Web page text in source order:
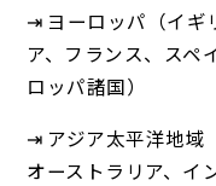
⇥ ヨーロッパ（イギ
ア、フランス、スペ
ロッパ諸国）
⇥ アジア太平洋地域
オーストラリア、イ